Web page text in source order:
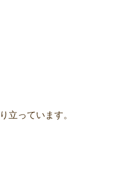
立っています。